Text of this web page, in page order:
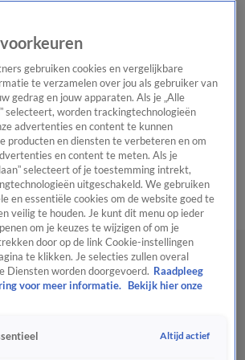
Regionieuws Het beste van Hart
Tip de
WeerTip de redactiePanelVideo's
gebruiken cookies en vergelijkbare
te verzamelen over jou als gebruiker van
gedrag en jouw apparaten. Als je „Alle
selecteert, worden trackingtechnologieën
advertenties en content te kunnen
producten en diensten te verbeteren en om
en content te meten. Als je
selecteert of je toestemming intrekt,
uitgeschakeld. We gebruiken
en essentiële cookies om de website goed te
veilig te houden. Je kunt dit menu op ieder
om je keuzes te wijzigen of om je
door op de link Cookie-instellingen
te klikken. Je selecties zullen overal
Diensten worden doorgevoerd. Raadpleeg
voor meer informatie.
Bekijk hier onze
Altijd actief